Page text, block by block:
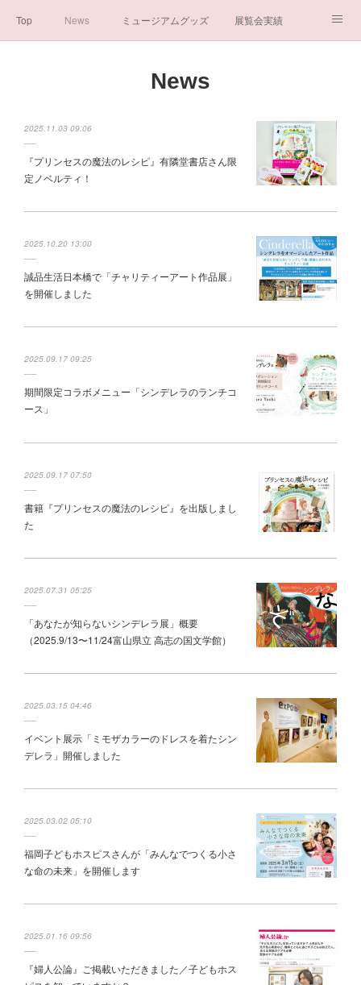
Top News ミュージアムグッズ 展覧会実績
一般社団法人シンデレラ芸術文化振興会
News
2025.11.03 09:06
『プリンセスの魔法のレシピ』有隣堂書店さん限
定ノベルティ！
2025.10.20 13:00
誠品生活日本橋で「チャリティーアート作品展」
を開催しました
2025.09.17 09:25
期間限定コラボメニュー「シンデレラのランチコ
ース」
2025.09.17 07:50
書籍『プリンセスの魔法のレシピ』を出版しまし
た
2025.07.31 05:25
「あなたが知らないシンデレラ展」概要
（2025.9/13〜11/24富山県立 高志の国文学館）
2025.03.15 04:46
イベント展示「ミモザカラーのドレスを着たシン
デレラ」開催しました
2025.03.02 05:10
福岡子どもホスピスさんが「みんなでつくる小さ
な命の未来」を開催します
2025.01.16 09:56
『婦人公論』ご掲載いただきました／子どもホス